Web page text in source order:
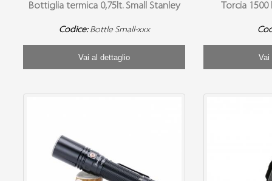
Bottiglia termica 0,75lt. Small Stanley
Codice: Bottle Small-xxx
Vai al dettaglio
Torcia
Vai